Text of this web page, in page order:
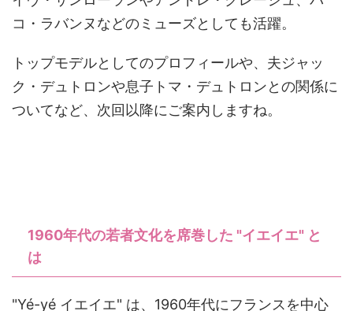
コ・ラバンヌなどのミューズとしても活躍。
トップモデルとしてのプロフィールや、夫ジャッ
ク・デュトロンや息子トマ・デュトロンとの関係に
ついてなど、次回以降にご案内しますね。
1960年代の若者文化を席巻した "イエイエ" と
は
"Yé-yé イエイエ" は、1960年代にフランスを中心